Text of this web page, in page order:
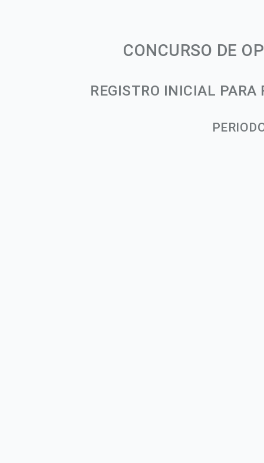
CONCURSO DE
REGISTRO INICIAL PARA